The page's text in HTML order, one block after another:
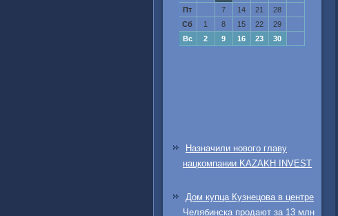
Пт
7 14 21
28
Сб
1 8 15 22
29
Вс
2 9 16 23 30
Назначили нового главу
нацкомпании KAZAKH INVEST
Дом купца Кузнецова в центре
Челябинска продают за 13 млн